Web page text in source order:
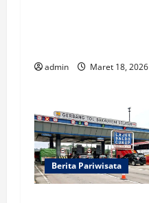
admin Maret 18, 2026
Berita Pariwisata